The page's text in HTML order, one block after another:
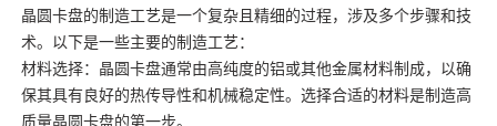
晶圆卡盘的制造工艺是一个复杂且精细的过程，涉及多个步骤和技
术。以下是一些主要的制造工艺：
材料选择：晶圆卡盘通常由高纯度的铝或其他金属材料制成，以确
保其具有良好的热传导性和机械稳定性。选择合适的材料是制造高
质量晶圆卡盘的第一步。